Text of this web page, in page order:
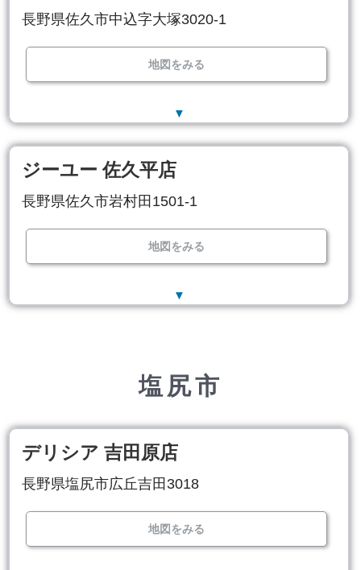
長野県佐久市中込字大塚3020-1
地図をみる
▼
ジーユー 佐久平店
長野県佐久市岩村田1501-1
地図をみる
▼
塩尻市
デリシア 吉田原店
長野県塩尻市広丘吉田3018
地図をみる